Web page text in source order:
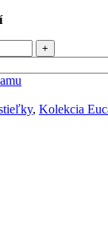
, Kolekcia